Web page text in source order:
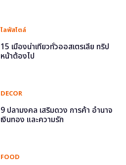
ไลฟ์สไตล์
15 เมืองน่าเที่ยวทั่วออสเตรเลีย ทริป
หน้าต้องไป
DECOR
9 ปลามงคล เสริมดวง การค้า อำนาจ
เงินทอง และความรัก
FOOD